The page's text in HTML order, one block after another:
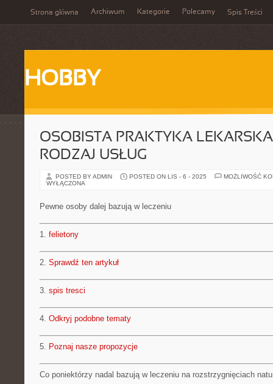
Strona główna Archiwum Kategorie Polecamy Spis Treści
HOBBY
OSOBISTA PRAKTYKA LEKARSKA
RODZAJ USŁUG
POSTED BY ADMIN POSTED ON LIS - 6 - 2025
MOŻLIWOŚĆ
WYŁĄCZONA
Pewne osoby dalej bazują w leczeniu
1. felietony
2. Sprawdź ten artykuł
3. spis tresci
4. Odkryj podobne tematy
5. Poznaj nasze propozycje
Co poniektórzy nadal bazują w leczeniu na rozstrzygnięciach